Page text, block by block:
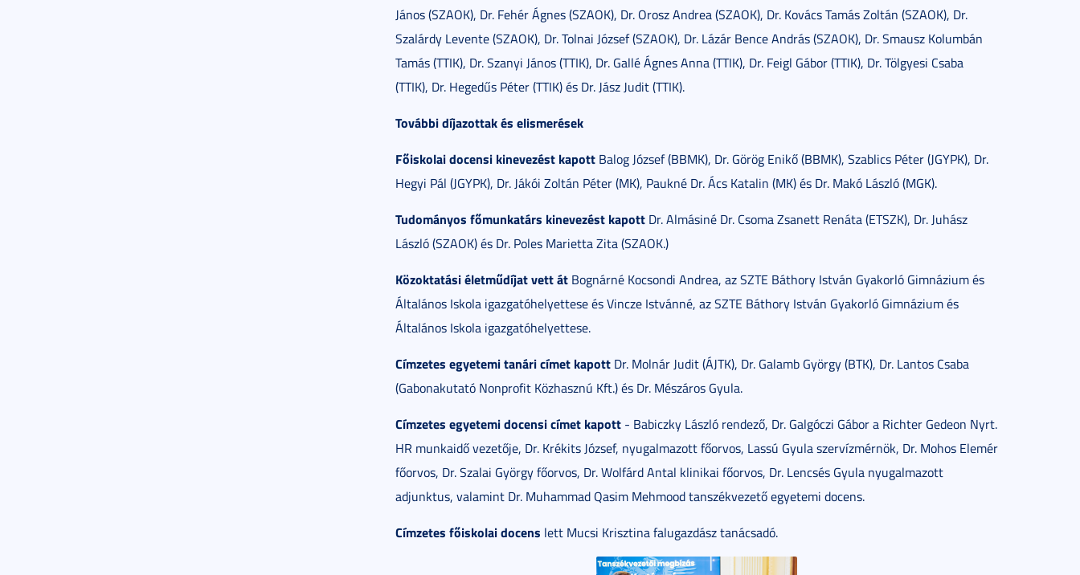
János (SZAOK), Dr. Fehér Ágnes (SZAOK), Dr. Orosz Andrea (SZAOK), Dr. Kovács Tamás Zoltán (SZAOK), Dr.
Szalárdy Levente (SZAOK), Dr. Tolnai József (SZAOK), Dr. Lázár Bence András (SZAOK), Dr. Smausz Kolumbán
Tamás (TTIK), Dr. Szanyi János (TTIK), Dr. Gallé Ágnes Anna (TTIK), Dr. Feigl Gábor (TTIK), Dr. Tölgyesi Csaba
(TTIK), Dr. Hegedűs Péter (TTIK) és Dr. Jász Judit (TTIK).
További díjazottak és elismerések
Főiskolai docensi kinevezést kapott Balog József (BBMK), Dr. Görög Enikő (BBMK), Szablics Péter (JGYPK), Dr.
Hegyi Pál (JGYPK), Dr. Jákói Zoltán Péter (MK), Paukné Dr. Ács Katalin (MK) és Dr. Makó László (MGK).
Tudományos főmunkatárs kinevezést kapott Dr. Almásiné Dr. Csoma Zsanett Renáta (ETSZK), Dr. Juhász
László (SZAOK) és Dr. Poles Marietta Zita (SZAOK.)
Közoktatási életműdíjat vett át Bognárné Kocsondi Andrea, az SZTE Báthory István Gyakorló Gimnázium és
Általános Iskola igazgatóhelyettese és Vincze Istvánné, az SZTE Báthory István Gyakorló Gimnázium és
Általános Iskola igazgatóhelyettese.
Címzetes egyetemi tanári címet kapott Dr. Molnár Judit (ÁJTK), Dr. Galamb György (BTK), Dr. Lantos Csaba
(Gabonakutató Nonprofit Közhasznú Kft.) és Dr. Mészáros Gyula.
Címzetes egyetemi docensi címet kapott - Babiczky László rendező, Dr. Galgóczi Gábor a Richter Gedeon Nyrt.
HR munkaidő vezetője, Dr. Krékits József, nyugalmazott főorvos, Lassú Gyula szervízmérnök, Dr. Mohos Elemér
főorvos, Dr. Szalai György főorvos, Dr. Wolfárd Antal klinikai főorvos, Dr. Lencsés Gyula nyugalmazott
adjunktus, valamint Dr. Muhammad Qasim Mehmood tanszékvezető egyetemi docens.
Címzetes főiskolai docens lett Mucsi Krisztina falugazdász tanácsadó.